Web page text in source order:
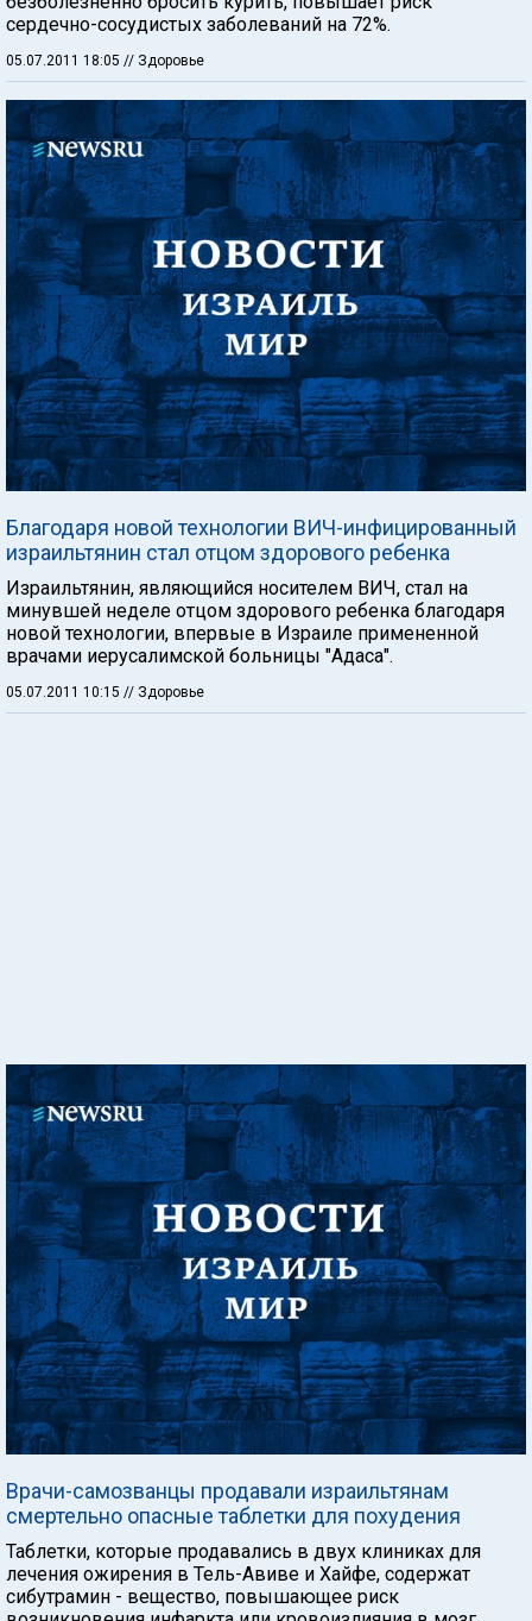
сердечно-сосудистых заболеваний на 72%.
05.07.2011 18:05 // Здоровье
Благодаря новой технологии ВИЧ-инфицированный
израильтянин стал отцом здорового ребенка
Израильтянин, являющийся носителем ВИЧ, стал на
минувшей неделе отцом здорового ребенка благодаря
новой технологии, впервые в Израиле примененной
врачами иерусалимской больницы "Адаса".
05.07.2011 10:15 // Здоровье
Врачи-самозванцы продавали израильтянам
смертельно опасные таблетки для похудения
Таблетки, которые продавались в двух клиниках для
лечения ожирения в Тель-Авиве и Хайфе, содержат
сибутрамин - вещество, повышающее риск